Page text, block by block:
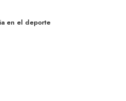
en el deporte